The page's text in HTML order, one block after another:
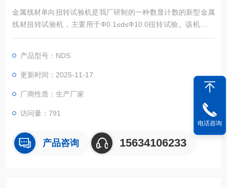
金属线材单向扭转试验机是我厂研制的一种数显计数的新型金属
线材扭转试验机，主要用于Ф0.1≤d≤Ф10.0扭转试验。该机型采
用卧式结构，使用交流电机配合高精度减速机，控制器为本公司
特点。
产品型号：NDS
更新时间：2025-11-17
厂商性质：生产厂家
访问量：791
产品咨询 15634106233
电话咨询